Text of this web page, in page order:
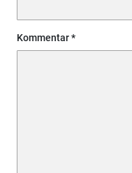
Kommentar